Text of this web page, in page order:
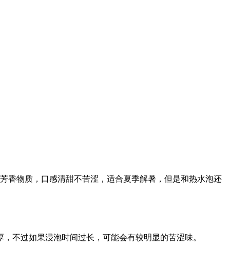
香物质，口感清甜不苦涩，适合夏季解暑，但是和热水泡还
不过如果浸泡时间过长，可能会有较明显的苦涩味。